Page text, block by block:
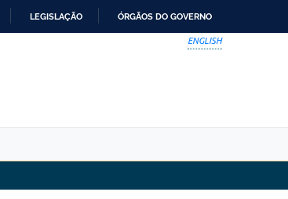
LEGISLAÇÃO ÓRGÃOS DO GOVERNO
ENGLISH